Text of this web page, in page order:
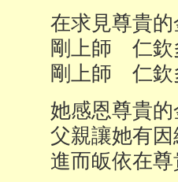
在求見尊貴
剛上師 仁欽
剛上師 仁欽
她感恩尊貴
父親讓她有
進而皈依在